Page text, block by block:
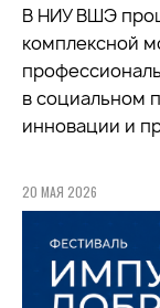
В НИУ ВШЭ
комплексной
в социальном
инновации и
20 МАЯ 2026